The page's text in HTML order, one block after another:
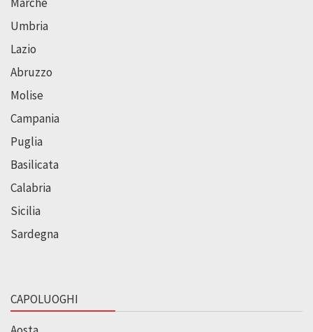
Umbria
Lazio
Abruzzo
Molise
Campania
Puglia
Basilicata
Calabria
Sicilia
Sardegna
CAPOLUOGHI